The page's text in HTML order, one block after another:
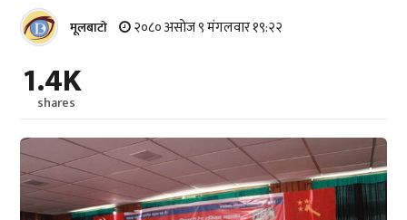
मूलबाटाे २०८० असोज ९ मंगलवार १९:२२
1.4K
shares